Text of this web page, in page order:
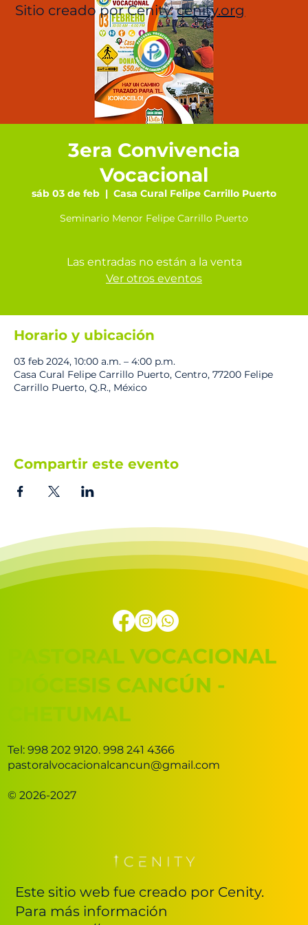
Sitio creado por Cenity.cenity.org
3era Convivencia
Vocacional
sáb 03 de feb
  |
Casa Cural Felipe Carrillo Puerto
Seminario Menor Felipe Carrillo Puerto
Las entradas no están a la venta
Ver otros eventos
Horario y ubicación
03 feb 2024, 10:00 a.m. – 4:00 p.m.
Casa Cural Felipe Carrillo Puerto, Centro, 77200 Felipe
Carrillo Puerto, Q.R., México
Compartir este evento
Este sitio web fue creado por Cenity.
Para más información
PASTORAL VOCACIONAL
DIÓCESIS CANCÚN -
CHETUMAL
Tel: 998 202 9120. 998 241 4366
pastoralvocacionalcancun@gmail.com
© 2026-2027